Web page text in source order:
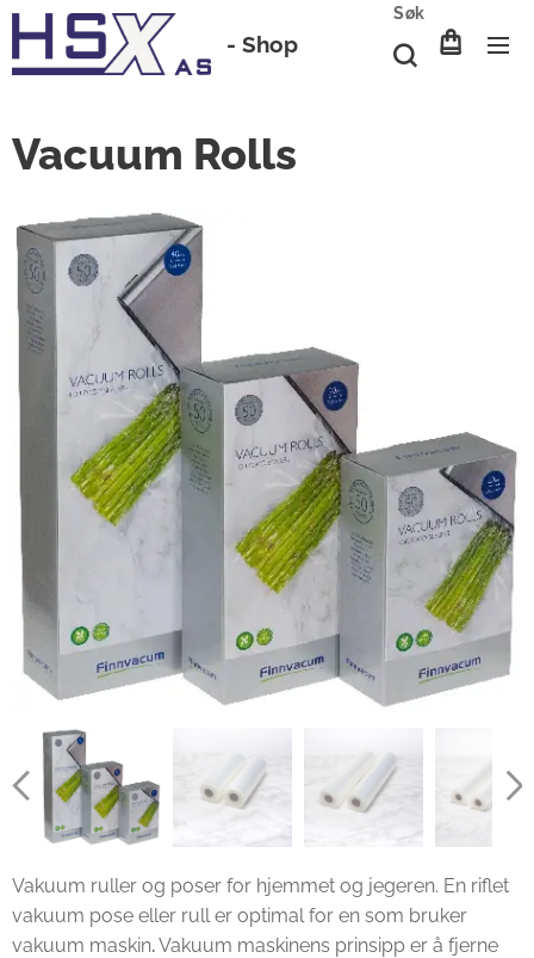
- Shop
Søk
Vacuum Rolls
Vakuum ruller og poser for hjemmet og jegeren. En riflet
vakuum pose eller rull er optimal for en som bruker
vakuum maskin.Vakuum maskinens prinsipp er å fjerne